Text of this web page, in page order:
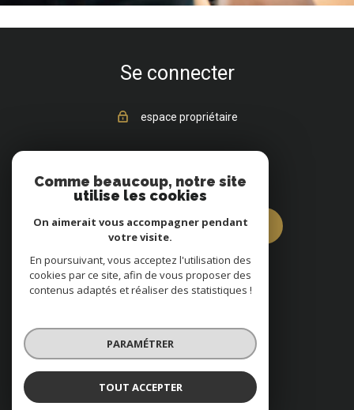
Se connecter
espace propriétaire
Vous êtes vendeur ?
estimez votre bien dès à présent
© 2022 Tous droits réservés
Traduction powered by Google
Mentions légales Partenaires Admin
Comme beaucoup, notre site
utilise les cookies
On aimerait vous accompagner pendant
votre visite.
En poursuivant, vous acceptez l'utilisation des
cookies par ce site, afin de vous proposer des
contenus adaptés et réaliser des statistiques !
PARAMÉTRER
TOUT ACCEPTER